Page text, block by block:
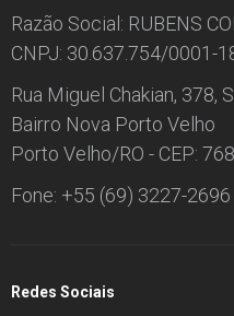
Razão Social: RUBENS
CNPJ: 30.637.754/0001-
Rua Miguel Chakian, 378,
Bairro Nova Porto Velho
Porto Velho/RO - CEP:
Fone: +55 (69) 3227-
Redes Sociais